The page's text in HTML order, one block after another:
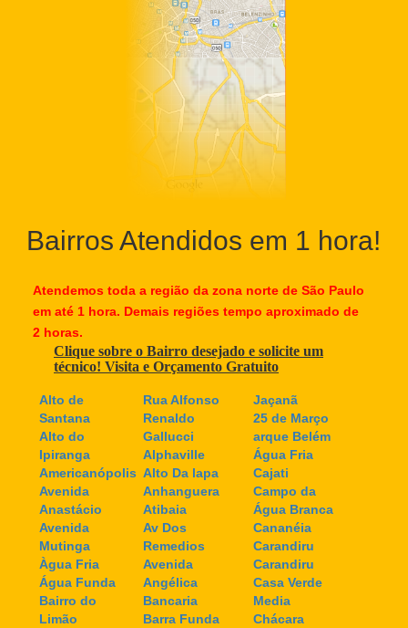
Bairros Atendidos em 1 hora!
Atendemos toda a região da zona norte de São Paulo
em até 1 hora. Demais regiões tempo aproximado de
2 horas.
Clique sobre o Bairro desejado e solicite um
técnico! Visita e Orçamento Gratuito
Alto de
Santana
Alto do
Ipiranga
Americanópolis
Avenida
Anastácio
Avenida
Mutinga
Àgua Fria
Água Funda
Bairro do
Limão
Rua Alfonso
Renaldo
Gallucci
Alphaville
Alto Da lapa
Anhanguera
Atibaia
Av Dos
Remedios
Avenida
Angélica
Bancaria
Barra Funda
Jaçanã
25 de Março
arque Belém
Água Fria
Cajati
Campo da
Água Branca
Cananéia
Carandiru
Carandiru
Casa Verde
Media
Chácara